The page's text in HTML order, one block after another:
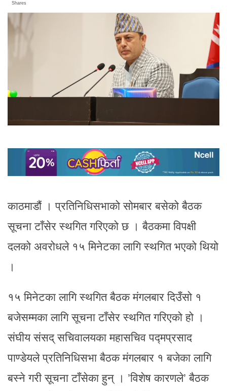
Shares
काठमाडौं । प्रतिनिधिसभाको सोमबार बसेको बैठक
सूचना टाँसेर स्थगित गरिएको छ । बैठकमा विपक्षी
दलको अवरोधले १५ मिनेटका लागि स्थगित भएको थियो
।
१५ मिनेटका लागि स्थगित बैठक मंगलबार दिउँसो १
बजेसम्मका लागि सूचना टाँसेर स्थगित गरिएको हो ।
संघीय संसद् सचिवालयका महासचिव पद्मप्रसाद
पाण्डेयले प्रतिनिधिसभा बैठक मंगलबार १ बजेका लागि
बस्ने गरी सूचना टाँसेका हुन् । ’विशेष कारणले’ बैठक